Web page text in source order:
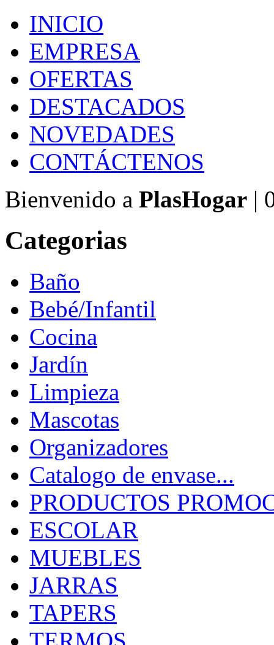
INICIO
EMPRESA
OFERTAS
DESTACADOS
NOVEDADES
CONTÁCTENOS
Bienvenido a PlasHogar |
Categorias
Baño
Bebé/Infantil
Cocina
Jardín
Limpieza
Mascotas
Organizadores
Catalogo de envase...
PRODUCTOS
ESCOLAR
MUEBLES
JARRAS
TAPERS